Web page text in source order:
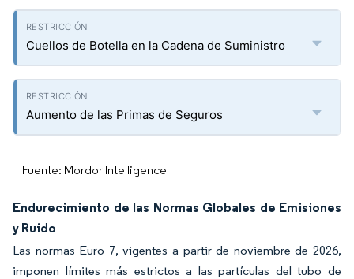
Cuellos de Botella en la Cadena de Suministro
Aumento de las Primas de Seguros
Fuente: Mordor Intelligence
Endurecimiento de las Normas Globales de Emisiones
y Ruido
Las normas Euro 7, vigentes a partir de noviembre de 2026,
imponen límites más estrictos a las partículas del tubo de